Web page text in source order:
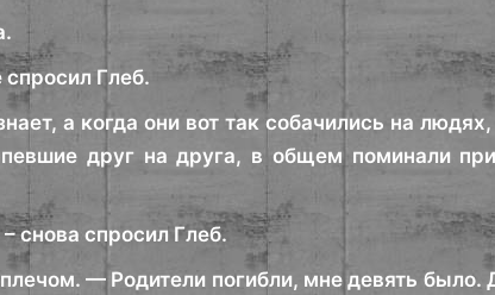
Глеб.
а когда они вот так собачились на
друг на друга, в общем поминали
снова спросил Глеб.
— Родители погибли, мне девять было.